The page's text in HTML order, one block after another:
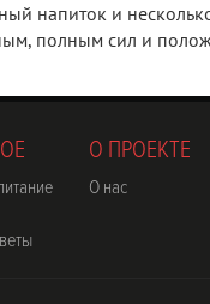
напиток и
полным сил и
О ПРОЕКТЕ
О нас